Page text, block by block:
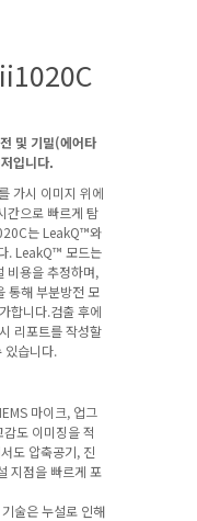
및 기밀(에어타
입니다.
가시 이미지 위에
간으로 빠르게 탐
는 LeakQ™와
. LeakQ™ 모드는
비용을 추정하며,
통해 부분방전 모
합니다.검출 후에
리포트를 작성할
있습니다.
마이크, 업그
도 이미징을 적
도 압축공기, 진
지점을 빠르게 포
술은 누설로 인해